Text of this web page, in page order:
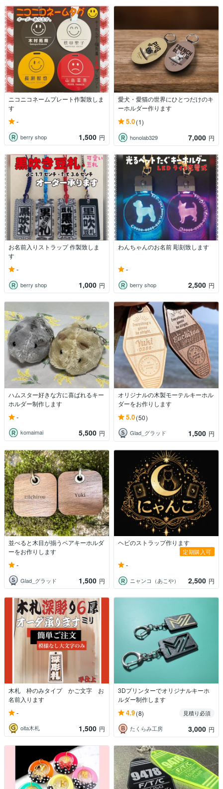
ニコニコネームプレート作製致しま
す
-
berry shop 1,500 円
愛犬・愛猫の世界にひとつだけのキ
ーホルダー作ります
5.0(1)
honolab329 7,000 円
お名前入りストラップ 作製致しま
す
-
berry shop 1,000 円
わんちゃんのお名前 彫刻致します
-
berry shop 2,500 円
ハムスター好きな方に喜ばれるキー
ホルダー制作します
-
komaimai 5,500 円
オリジナルの木製モーテルキーホル
ダーをお作りします
5.0(50)
Glad_グラッド 1,500 円
並べると木目が揃うペアキーホルダ
ーをお作りします
-
Glad_グラッド 1,500 円
ヘビのストラップ作ります
定期購入可
-
ニャンコ（あこや） 2,500 円
木札 枠のみタイプ かご文字 お
名前入ります
-
oita木札 1,500 円
3Dプリンターでオリジナルキーホ
ルダー制作します
4.9(8)
見積り必須
たくらみ工房
3,000 円